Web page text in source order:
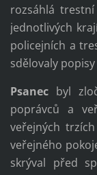
rozsáhlá
jednotlivých
policejních a
sdělovaly
Psanecbyl
poprávců a
veřejných
veřejného
skrýval před